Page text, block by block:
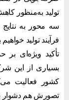
تولید به‌منظور
سه محور به
فرآیند تولید
تأکید ویژه‌ای بر
بسیاری از این
کشور فعالیت
تصورش هم دشوار